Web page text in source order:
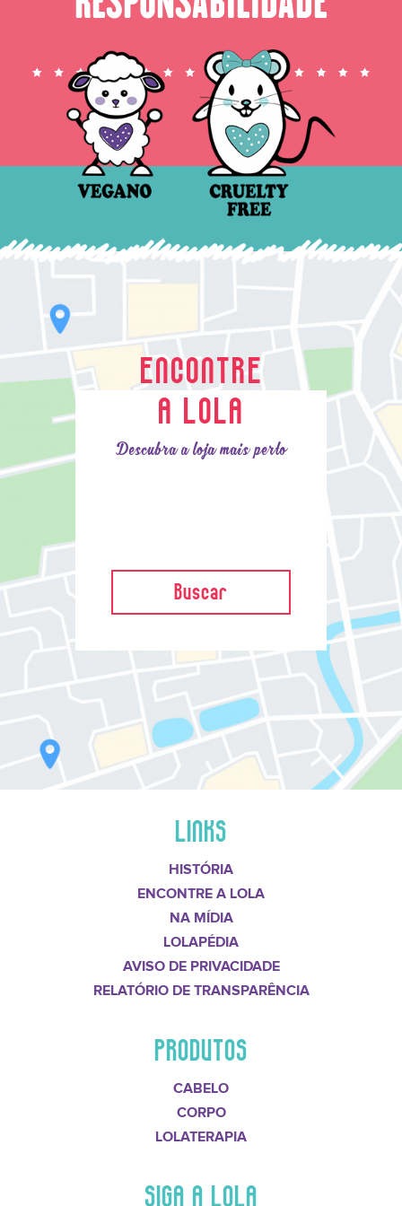
ENCONTRE
A LOLA
Descubra a loja mais perto
Buscar
LINKS
HISTÓRIA
ENCONTRE A LOLA
NA MÍDIA
LOLAPÉDIA
AVISO DE PRIVACIDADE
RELATÓRIO DE TRANSPARÊNCIA
PRODUTOS
CABELO
CORPO
LOLATERAPIA
SIGA A LOLA